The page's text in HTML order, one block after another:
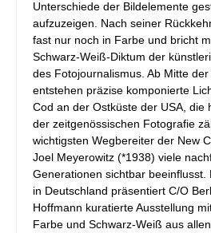
Unterschiede der Bildelemente
aufzuzeigen. Nach seiner
fast nur noch in Farbe und bricht
Schwarz-Weiß-Diktum der
des Fotojournalismus. Ab Mitte
entstehen präzise komponierte
Cod an der Ostküste der USA, die
der zeitgenössischen Fotografie
wichtigsten Wegbereiter der New
Joel Meyerowitz (*1938) viele
Generationen sichtbar beeinflusst.
in Deutschland präsentiert C/O
Hoffmann kuratierte Ausstellung
Farbe und Schwarz-Weiß aus